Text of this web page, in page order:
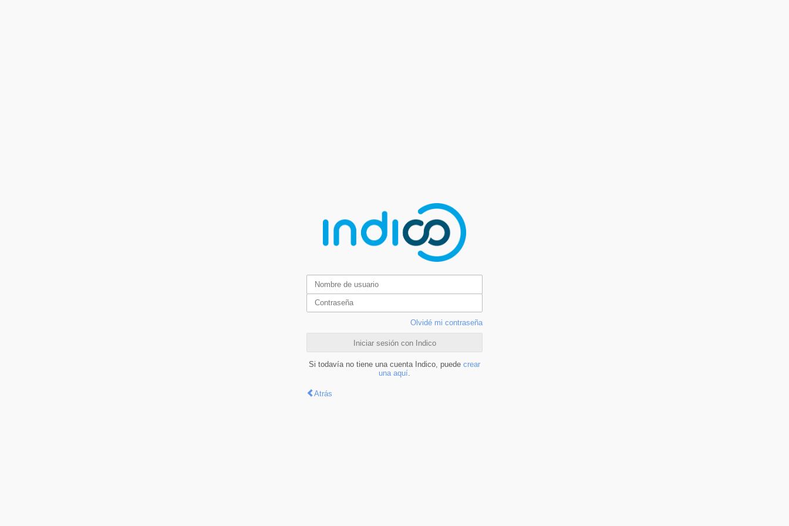
Olvidé mi contraseña
Iniciar sesión con Indico
Si todavía no tiene una cuenta Indico, puede crear
una aquí
Atrás